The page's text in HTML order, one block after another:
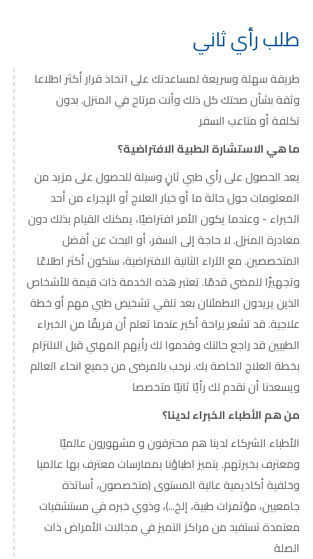
طلب رأي ثاني
طريقة سهلة وسريعة لمساعدتك على اتخاذ قرار أكثر اطلاعا
وثقة بشأن صحتك كل ذلك وأنت مرتاح في المنزل. بدون
تكلفة أو متاعب السفر
ما هي الاستشارة الطبية الافتراضية؟
يعد الحصول على رأي طبي ثانٍ وسيلة للحصول على مزيد من
المعلومات حول حالة ما أو خيار العلاج أو الإجراء من أحد
الخبراء - وعندما يكون الأمر افتراضيًا، يمكنك القيام بذلك دون
مغادرة المنزل. لا حاجة إلى السفر، أو البحث عن أفضل
المتخصصين. مع الآراء الثانية الافتراضية، ستكون أكثر اطلاعًا
وتجهيزًا للمضي قدمًا. تعتبر هذه الخدمة ذات قيمة للأشخاص
الذين يريدون الاطمئنان بعد تلقي تشخيص طبي مهم أو خطة
علاجية. قد تشعر براحة أكبر عندما تعلم أن فريقًا من الخبراء
الطبيين قد راجع حالتك وقدموا لك رأيهم المهني قبل الالتزام
بخطة العلاج الخاصة بك. نرحب بالمرضى من جميع انحاء العالم
ويسعدنا أن نقدم لك رأيًا ثانيًا متخصصا
من هم الأطباء الخبراء لدينا؟
الأطباء الشركاء لدينا هم محترفون و مشهورون عالميًا
ومعترف بخبرتهم. يتميز اطباؤنا بممارسات معترف بها عالميا
وخلفية أكاديمية عالية المستوى (متخصصون، أساتذة
جامعيين، مؤتمرات طبية، إلخ...)، وذوي خبره في مستشفيات
معتمدة تستفيد من مراكز التميز في مجالات الأمراض ذات
الصلة